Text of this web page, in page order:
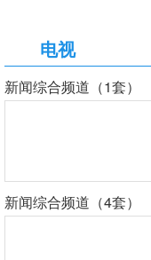
电视
新闻综合频道（1套）
新闻综合频道（4套）